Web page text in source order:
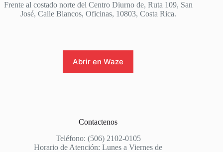
Frente al costado norte del Centro Diurno de, Ruta 109, San
José, Calle Blancos, Oficinas, 10803, Costa Rica.
Abrir en Waze
Contactenos
Teléfono: (506) 2102-0105
Horario de Atención: Lunes a Viernes de